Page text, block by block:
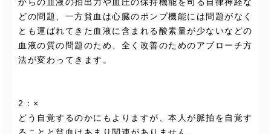
からの血液の拍出力や血圧の保持機能を司る自律神経な
どの問題、一方貧血は心臓のポンプ機能には問題がなく
とも運ばれてきた血液に含まれる酸素量が少ないなどの
血液の質の問題のため、全く改善のためのアプローチ方
法が変わってきます。
2：×
どう自覚するのかにもよりますが、本人が脈拍を自覚す